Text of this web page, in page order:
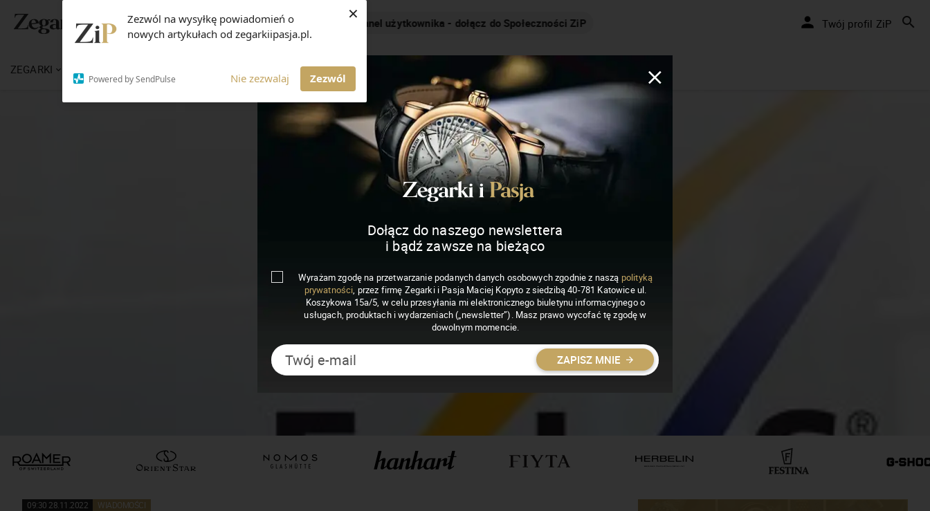
Zezwól na wysyłkę powiadomień o
nowych artykułach od zegarkiipasja.pl.
Powered by SendPulse Nie zezwalaj Zezwól
× Nakręcamy pozytywnie... cały czas! Twój profil ZiP
ZEGARKI MAGAZYN ZEGARKI I PASJA
09:30 28.11.2022 WIADOMOŚCI
Dołącz do naszego newslettera
i bądź zawsze na bieżąco
Wyrażam zgodę na przetwarzanie podanych danych osobowych zgodnie z naszą polityką
prywatności, przez firmę Zegarki i Pasja Maciej Kopyto z siedzibą 40-781 Katowice ul.
Koszykowa 15a/5, w celu przesyłania mi elektronicznego biuletynu informacyjnego o
usługach, produktach i wydarzeniach („newsletter”). Masz prawo wycofać tę zgodę w
dowolnym momencie.
ZAPISZ MNIE